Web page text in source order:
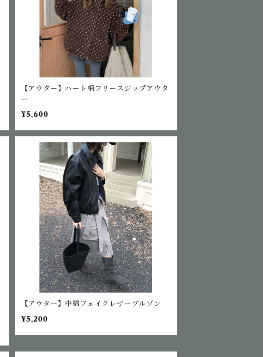
【アウター】ハート柄フリースジップアウタ
ー
¥5,600
【アウター】中綿フェイクレザーブルゾン
¥5,200